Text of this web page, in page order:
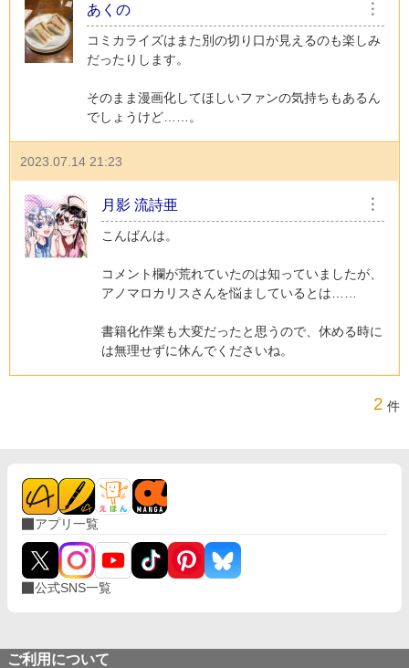
あくの ︙
コミカライズはまた別の切り口が見えるのも楽しみ
だったりします。
そのまま漫画化してほしいファンの気持ちもあるん
でしょうけど……。
2023.07.14 21:23
月影 流詩亜 ︙
こんばんは。
コメント欄が荒れていたのは知っていましたが、
アノマロカリスさんを悩ましているとは……
書籍化作業も大変だったと思うので、休める時に
は無理せずに休んでくださいね。
2 件
アプリ一覧
公式SNS一覧
ご利用について